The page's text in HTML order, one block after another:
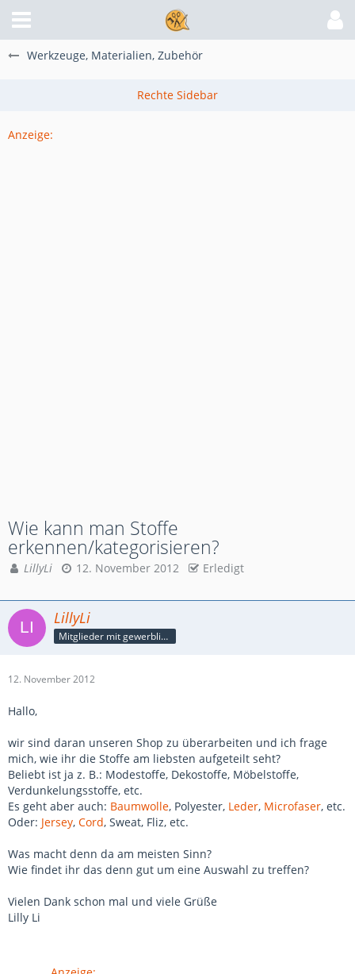
Werkzeuge, Materialien, Zubehör
Anzeige:
Wie kann man Stoffe
erkennen/kategorisieren?
LillyLi 12. November 2012 Erledigt
LillyLi
Mitglieder mit gewerblicher Verbindung, auch als Mitarbeiter/in
12. November 2012
Hallo,
wir sind daran unseren Shop zu überarbeiten und ich frage
mich, wie ihr die Stoffe am liebsten aufgeteilt seht?
Beliebt ist ja z. B.: Modestoffe, Dekostoffe, Möbelstoffe,
Verdunkelungsstoffe, etc.
Es geht aber auch: Baumwolle, Polyester, Leder, Microfaser, etc.
Oder: Jersey, Cord, Sweat, Fliz, etc.
Was macht denn da am meisten Sinn?
Wie findet ihr das denn gut um eine Auswahl zu treffen?
Vielen Dank schon mal und viele Grüße
Lilly Li